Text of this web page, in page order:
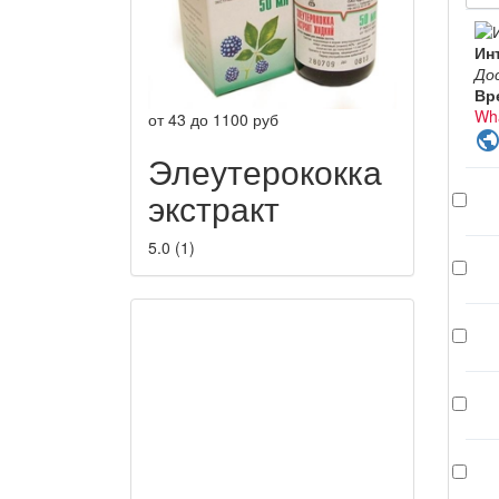
от43 до 1100 руб
Элеутерококка
экстракт
5.0 (1)